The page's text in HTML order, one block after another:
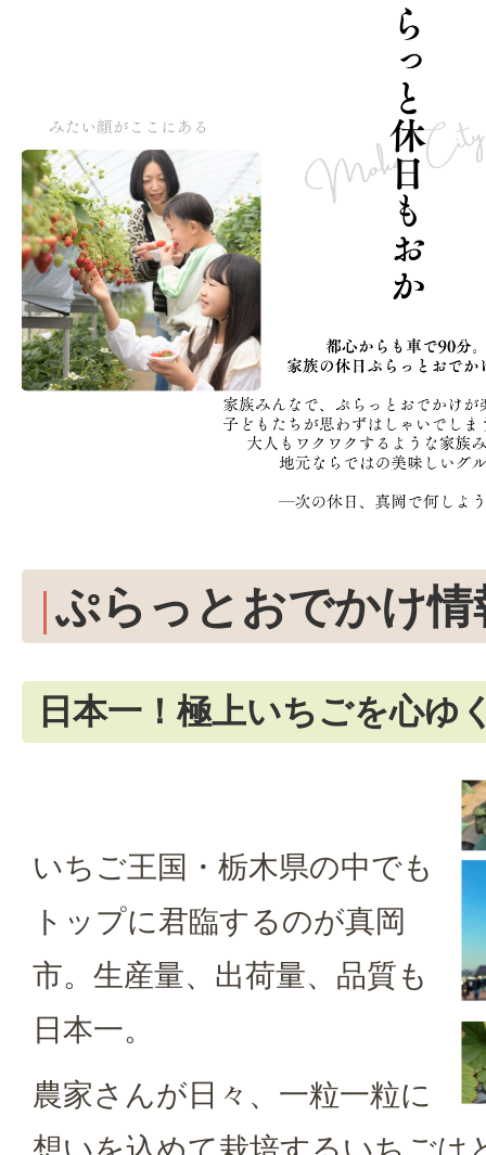
ぷらっとおでかけ情
日本一！極上いちごを心ゆ
いちご王国・栃木県の中でも
トップに君臨するのが真岡
市。生産量、出荷量、品質も
日本一。
農家さんが日々、一粒一粒に